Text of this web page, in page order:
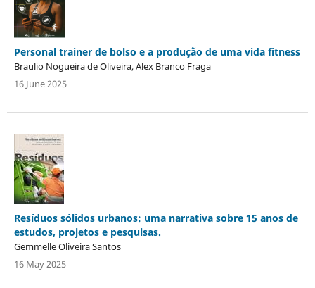
Personal trainer de bolso e a produção de uma vida fitness
Braulio Nogueira de Oliveira, Alex Branco Fraga
16 June 2025
Resíduos sólidos urbanos: uma narrativa sobre 15 anos de
estudos, projetos e pesquisas.
Gemmelle Oliveira Santos
16 May 2025